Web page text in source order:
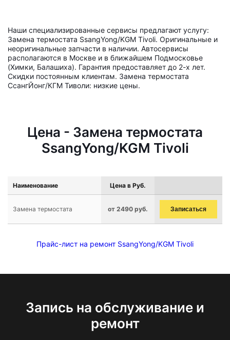
Наши специализированные сервисы предлагают услугу:
Замена термостата SsangYong/KGM Tivoli. Оригинальные и
неоригинальные запчасти в наличии. Автосервисы
располагаются в Москве и в ближайшем Подмосковье
(Химки, Балашиха). Гарантия предоставляет до 2-х лет.
Скидки постоянным клиентам. Замена термостата
СсангЙонг/КГМ Тиволи: низкие цены.
Цена - Замена термостата
SsangYong/KGM Tivoli
Наименование Цена в Руб.
Замена термостата от 2490 руб. Записаться
Прайс-лист на ремонт SsangYong/KGM Tivoli
Запись на обслуживание и
ремонт